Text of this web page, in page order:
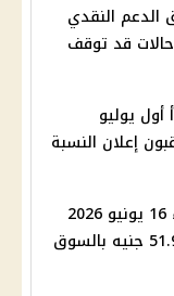
النقدي
العام المالي الجديد و10 حالات قد توقف
2026 تبدأ أول يوليو
إعلان النسبة
سعر الدولار اليوم الثلاثاء 16 يونيو 2026
يستقر بالبنوك ويسجل 51.93 جنيه بالسوق